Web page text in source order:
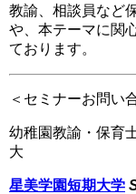
教諭、相談員など
や、本テーマに関
ております。
＜セミナーお問い
幼稚園教諭・保育
大
星美学園短期大学